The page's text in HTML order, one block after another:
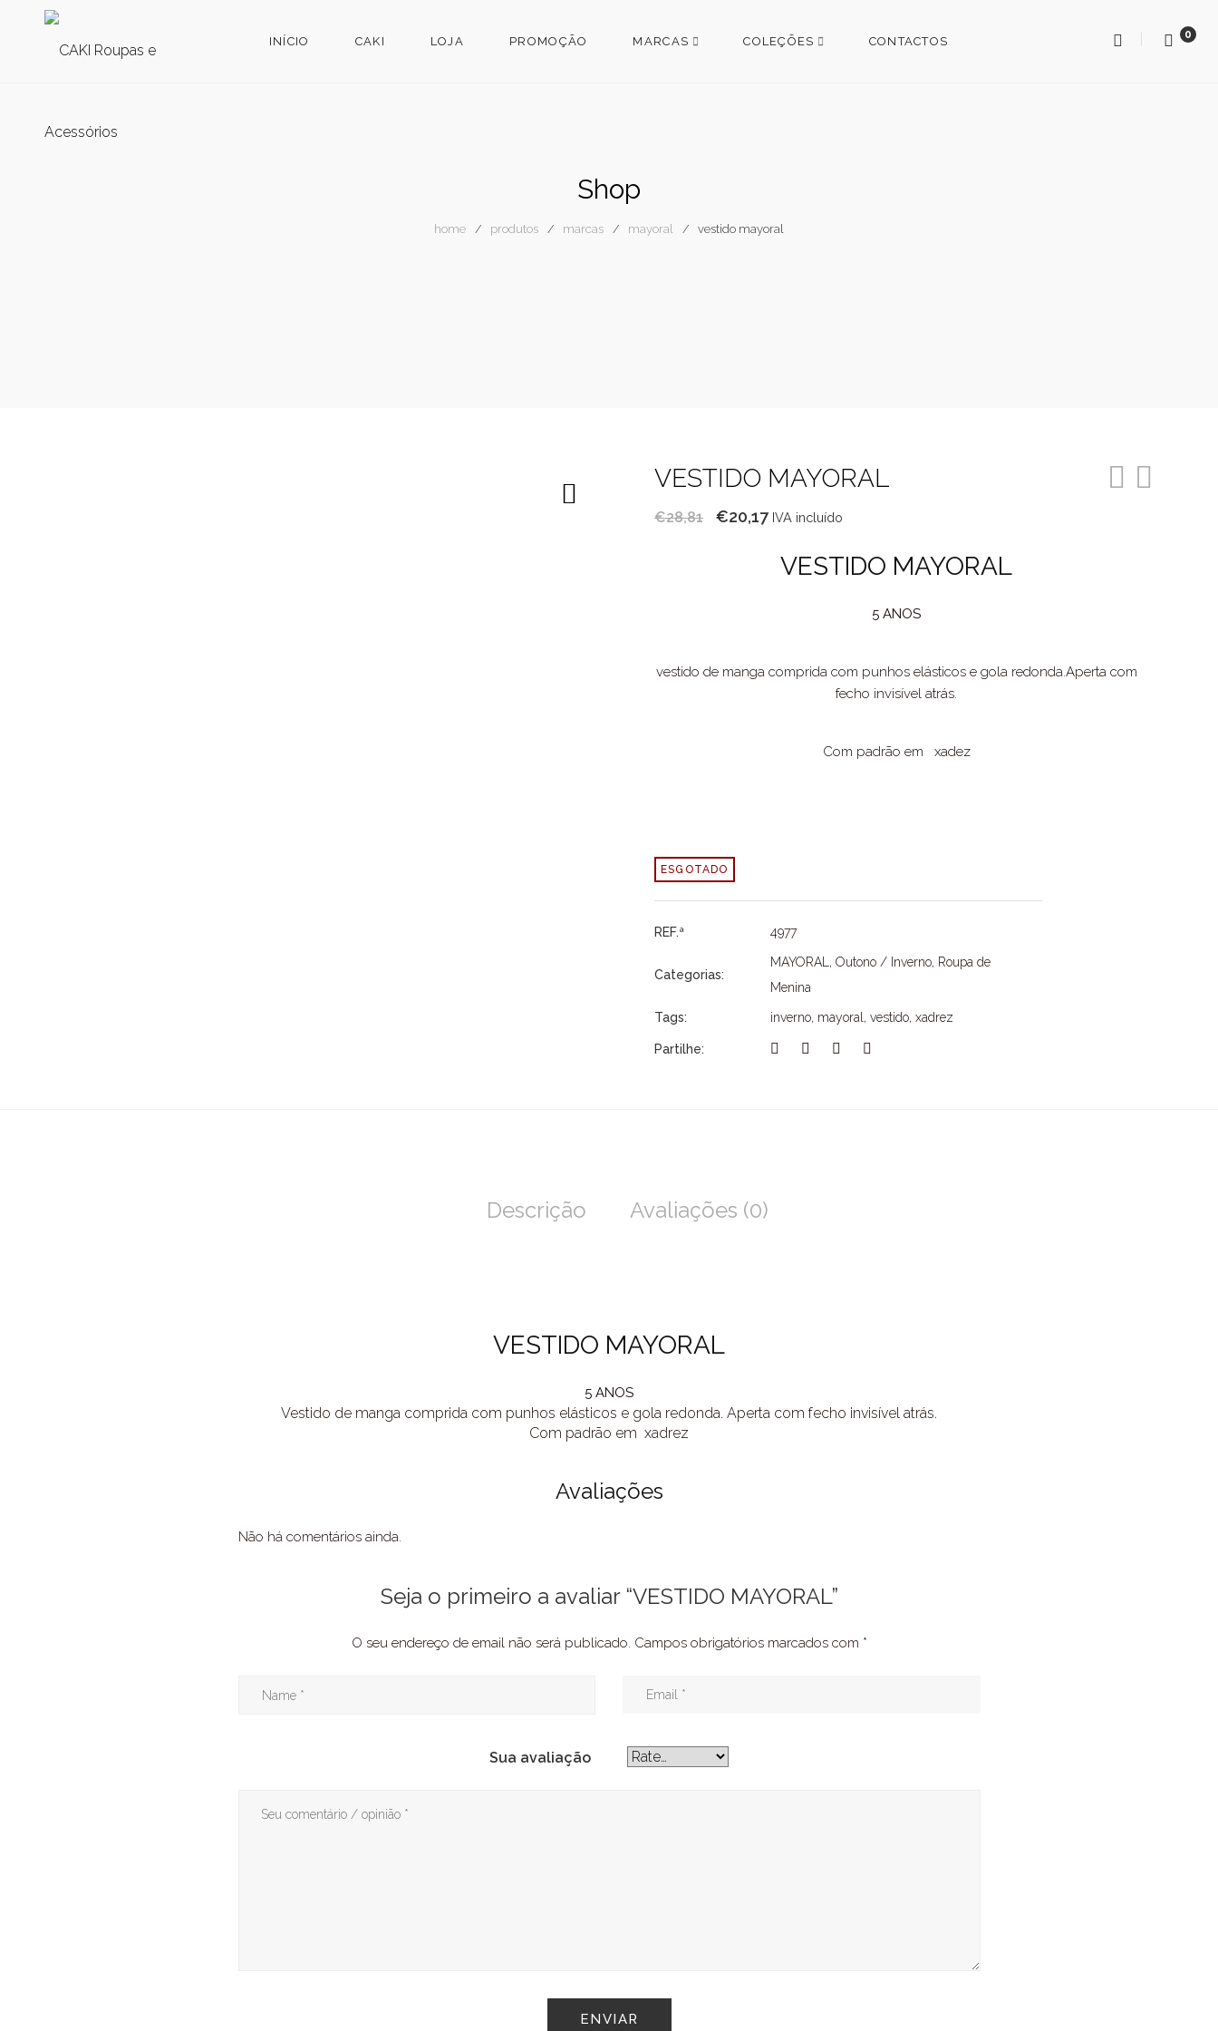
INÍCIO CAKI LOJA PROMOÇÃO MARCAS COLEÇÕES CONTACTOS 0
Shop
home produtos marcas mayoral vestido mayoral
VESTIDO MAYORAL
€28,81
O
€20,17O
atual
IVA incluído
VESTIDO MAYORAL
5 ANOS
vestido de manga comprida com punhos elásticos e gola redonda.Aperta com
fecho invisível atrás.
Com padrão em xadez
ESGOTADO
REF.ª 4977
Categorias:
MAYORAL , Outono / Inverno, Roupa de
Menina
Tags: inverno, mayoral , vestido, xadrez
Partilhe:
Descrição Avaliações (0)
VESTIDO MAYORAL
5 ANOS
Vestido de manga comprida com punhos elásticos e gola redonda. Aperta com fecho invisível atrás.
Com padrão em xadrez
Avaliações
Não há comentários ainda.
Seja o primeiro a avaliar “VESTIDO MAYORAL”
O seu endereço de email não será publicado. Campos obrigatórios marcados com *
Sua avaliação